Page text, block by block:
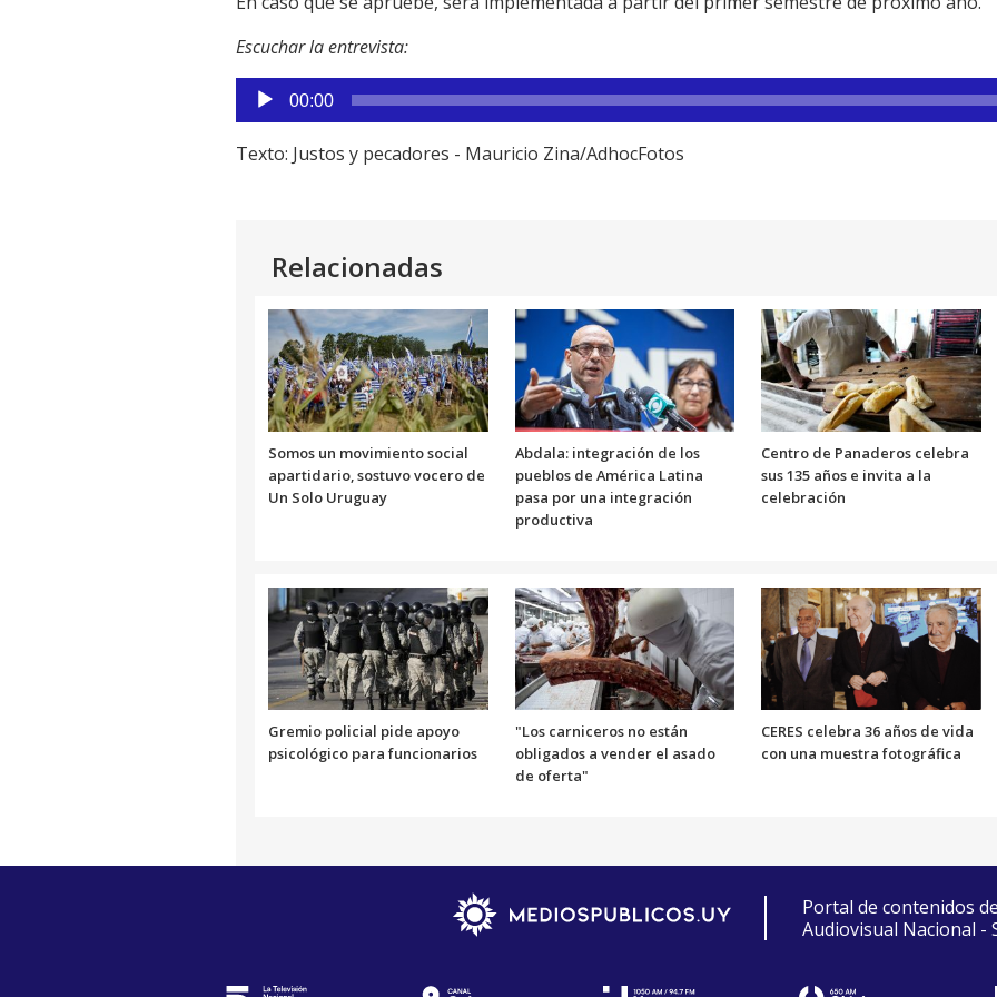
Escuchar la entrevista:
Reproductor
de
audio
00:00
Texto: Justos y pecadores - Mauricio Zina/AdhocFotos
Relacionadas
Somos un movimiento social
apartidario, sostuvo vocero de
Un Solo Uruguay
Abdala: integración de los
pueblos de América Latina
pasa por una integración
productiva
Centro de Panaderos celebra
sus 135 años e invita a la
celebración
Gremio policial pide apoyo
psicológico para funcionarios
"Los carniceros no están
obligados a vender el asado
de oferta"
CERES celebra 36 años de vida
con una muestra fotográfica
Portal de contenidos
Audiovisual Nacional -